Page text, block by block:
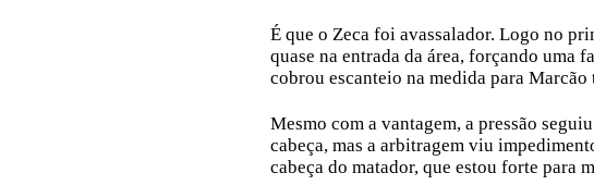
É que o Zeca foi avassalador. Logo no
quase na entrada da área, forçando uma
cobrou escanteio na medida para
Mesmo com a vantagem, a pressão
cabeça, mas a arbitragem viu
cabeça do matador, que estou forte para